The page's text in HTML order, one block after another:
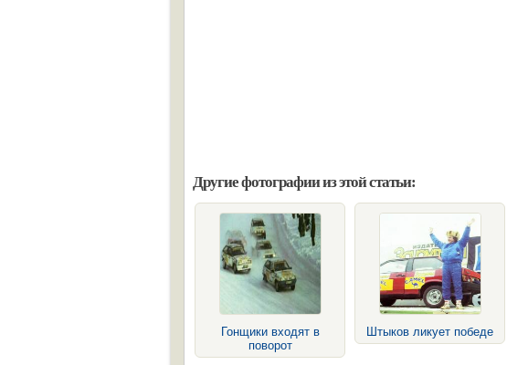
Другие фотографии из этой статьи:
Гонщики входят в
поворот
Штыков ликует победе